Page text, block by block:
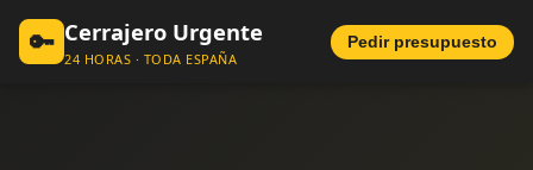
🔑 Cerrajero Urgente
24 HORAS · TODA ESPAÑA
Pedir presupuesto